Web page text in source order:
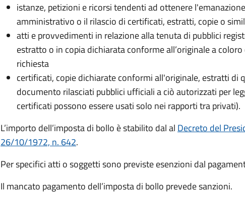
istanze, petizioni e ricorsi tendenti ad ottenere
amministrativo o il rilascio di certificati, estratti, copie o
atti e provvedimenti in relazione alla tenuta di pubblici
estratto o in copia dichiarata conforme all’originale a
richiesta
certificati, copie dichiarate conformi all'originale, estratti di
documento rilasciati pubblici ufficiali a ciò autorizzati per
certificati possono essere usati solo nei rapporti tra privati).
L’importo dell’imposta di bollo è stabilito dal al Decreto del
26/10/1972, n. 642.
Per specifici atti o soggetti sono previste esenzioni dal
Il mancato pagamento dell’imposta di bollo prevede sanzioni.